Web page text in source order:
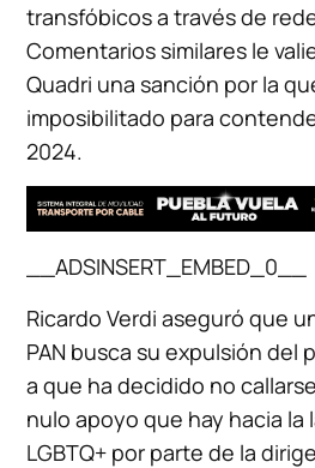
transfóbicos a través de
Comentarios similares le
Quadri una sanción por la
imposibilitado para
2024.
__ADSINSERT_EMBED_0__
Ricardo Verdi aseguró que
PAN busca su expulsión del
a que ha decidido no
nulo apoyo que hay hacia la
LGBTQ+ por parte de la